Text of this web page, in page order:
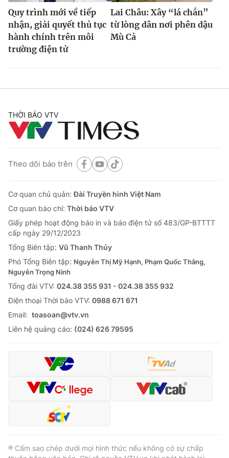
Quy trình mới về tiếp
nhận, giải quyết thủ tục
hành chính trên môi
trường điện tử
Lai Châu: Xây “lá chắn”
từ lòng dân nơi phên dậu
Mù Cả
THỜI BÁO VTV
Theo dõi báo trên
Cơ quan chủ quản:Đài Truyền hình Việt Nam
Cơ quan báo chí: Thời báo VTV
Giấy phép hoạt động báo in và báo điện tử số 483/GP-BTTTT
cấp ngày 29/12/2023
Tổng Biên tập: Vũ Thanh Thủy
Phó Tổng Biên tập: Nguyễn Thị Mỹ Hạnh, Phạm Quốc Thắng,
Nguyễn Trọng Ninh
Tổng đài VTV: 024.38 355 931 - 024.38 355 932
Ðiện thoại Thời báo VTV: 0988 671 671
Email: toasoan@vtv.vn
Liên hệ quảng cáo: (024) 626 79595
® Cấm sao chép dưới mọi hình thức nếu không có sự chấp